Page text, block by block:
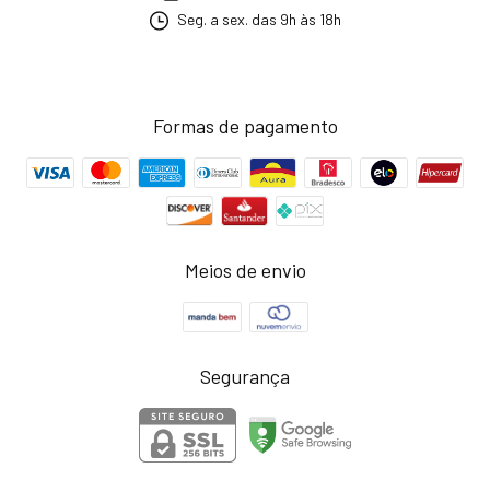
Seg. a sex. das 9h às 18h
Formas de pagamento
Meios de envio
Segurança